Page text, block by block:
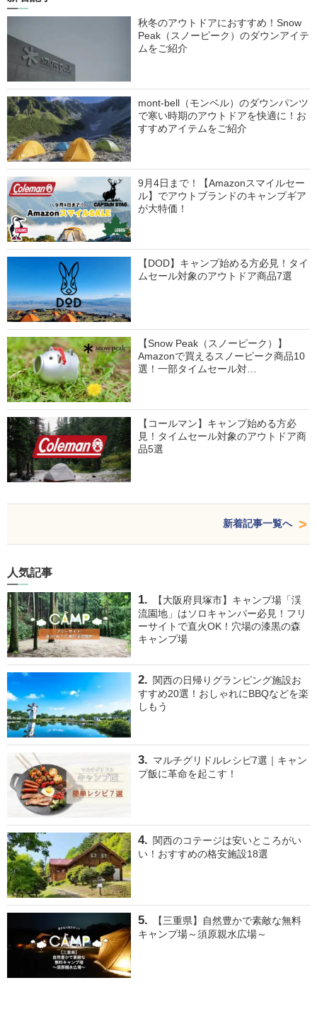
秋冬のアウトドアにおすすめ！Snow
Peak（スノーピーク）のダウンアイテ
ムをご紹介
mont-bell（モンベル）のダウンパンツ
で寒い時期のアウトドアを快適に！お
すすめアイテムをご紹介
9月4日まで！【Amazonスマイルセー
ル】でアウトブランドのキャンプギア
が大特価！
【DOD】キャンプ始める方必見！タイ
ムセール対象のアウトドア商品7選
【Snow Peak（スノーピーク）】
Amazonで買えるスノーピーク商品10
選！一部タイムセール対…
【コールマン】キャンプ始める方必
見！タイムセール対象のアウトドア商
品5選
新着記事一覧へ
人気記事
【大阪府貝塚市】キャンプ場「渓
流園地」はソロキャンパー必見！フリ
ーサイトで直火OK！穴場の漆黒の森
キャンプ場
関西の日帰りグランピング施設お
すすめ20選！おしゃれにBBQなどを楽
しもう
マルチグリドルレシピ7選｜キャン
プ飯に革命を起こす！
関西のコテージは安いところがい
い！おすすめの格安施設18選
【三重県】自然豊かで素敵な無料
キャンプ場～須原親水広場～